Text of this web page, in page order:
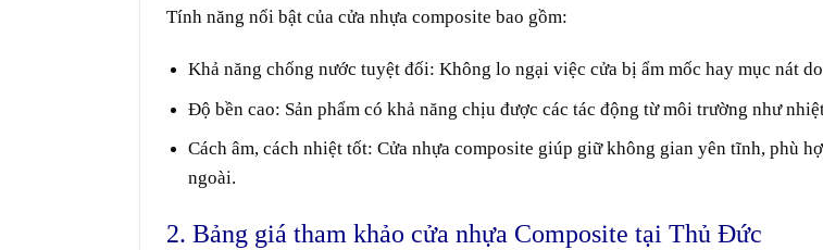
Tính năng nổi bật của cửa nhựa composite bao gồm:
Khả năng chống nước tuyệt đối: Không lo ngại việc cửa bị ẩm mốc hay mục nát
Độ bền cao: Sản phẩm có khả năng chịu được các tác động từ môi trường như
Cách âm, cách nhiệt tốt: Cửa nhựa composite giúp giữ không gian yên tĩnh, phù
ngoài.
2. Bảng giá tham khảo cửa nhựa Composite tại Thủ Đức